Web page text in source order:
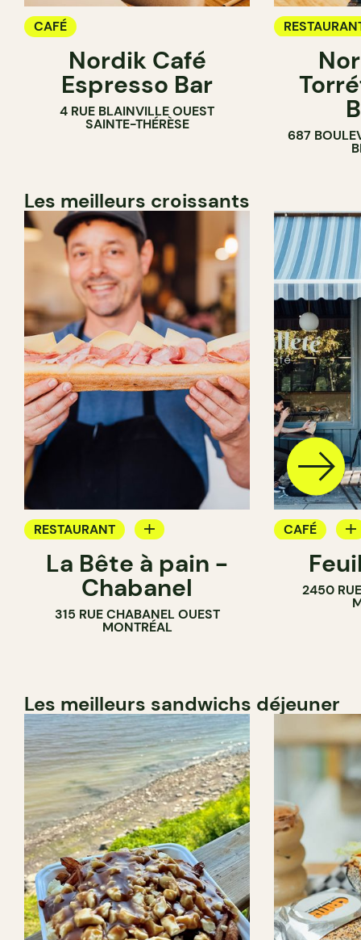
CAFÉ
Nordik Café
Espresso Bar
4 RUE BLAINVILLE OUEST
SAINTE-THÉRÈSE
687
Les meilleurs croissants
RESTAURANT
CAFÉ
PÂTISSERIE
BOULANGERIE
La Bête à pain -
Chabanel
315 RUE CHABANEL OUEST
MONTRÉAL
CAFÉ
PÂTISSERIE
2450
Les meilleurs sandwichs déjeuner